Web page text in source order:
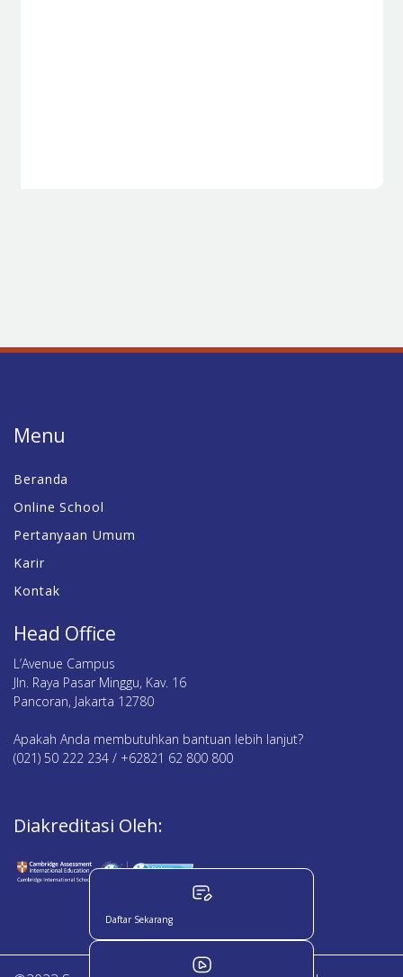
Menu
Beranda
Online School
Pertanyaan Umum
Karir
Kontak
Head Office
L’Avenue Campus
Jln. Raya Pasar Minggu, Kav. 16
Pancoran, Jakarta 12780
Apakah Anda membutuhkan bantuan lebih lanjut?
(021) 50 222 234 / +62821 62 800 800
Diakreditasi Oleh:
Daftar Sekarang